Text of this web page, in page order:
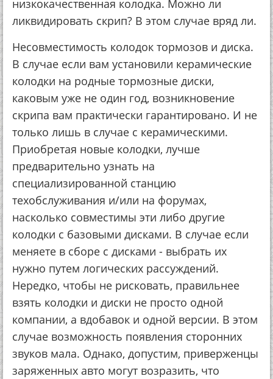
низкокачественная колодка. Можно ли
ликвидировать скрип? В этом случае вряд ли.
Несовместимость колодок тормозов и диска.
В случае если вам установили керамические
колодки на родные тормозные диски,
каковым уже не один год, возникновение
скрипа вам практически гарантировано. И не
только лишь в случае с керамическими.
Приобретая новые колодки, лучше
предварительно узнать на
специализированной станцию
техобслуживания и/или на форумах,
насколько совместимы эти либо другие
колодки с базовыми дисками. В случае если
меняете в сборе с дисками - выбрать их
нужно путем логических рассуждений.
Нередко, чтобы не рисковать, правильнее
взять колодки и диски не просто одной
компании, а вдобавок и одной версии. В этом
случае возможность появления сторонних
звуков мала. Однако, допустим, приверженцы
заряженных авто могут возразить, что